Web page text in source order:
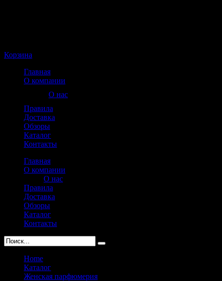
Корзина
Главная
О компании
О нас
Правила
Доставка
Обзоры
Каталог
Контакты
Главная
О компании
О нас
Правила
Доставка
Обзоры
Каталог
Контакты
Home
Каталог
Женская парфюмерия